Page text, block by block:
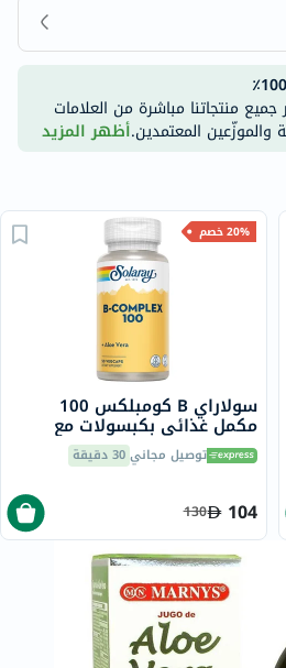
منتجاتنا مباشرة من العلامات
والموزّعين المعتمدين.أظهر المزيد
20% خصم
سولاراي B كومبلكس 100
مكمل غذائي بكبسولات مع
الألوفيرا، حزمة من 50 كبسولة
توصيل مجاني 30 دقيقة
104
130